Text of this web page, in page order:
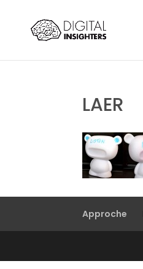
LAER
Approche